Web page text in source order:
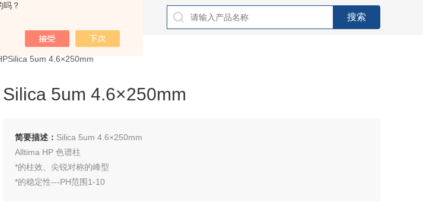
吗？
子筛空柱，装柱机
5um 4.6×250mm
Silica 5um 4.6×250mm
简要描述： Silica 5um 4.6×250mm
Alltima HP 色谱柱
*的柱效、尖锐对称的峰型
*的稳定性---PH范围1-10